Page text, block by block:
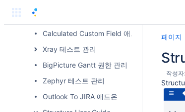
Jira 애드온 가이드
Calculated Custom Field 애드온
Xray 테스트 관리
BigPicture Gantt 권한 관리
Zephyr 테스트 관리
Outlook To JIRA 애드온
페이지
작성자: